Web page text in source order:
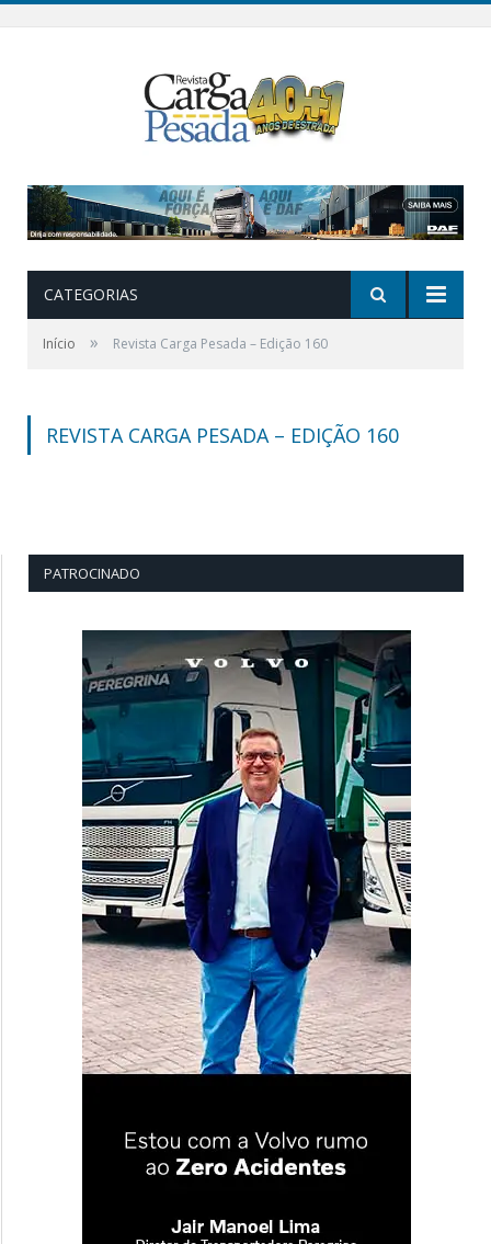
CATEGORIAS
Início » Revista Carga Pesada – Edição 160
REVISTA CARGA PESADA – EDIÇÃO 160
PATROCINADO